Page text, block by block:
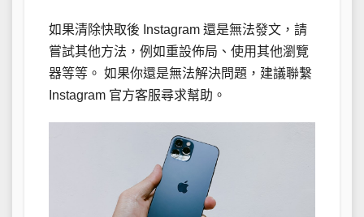
如果清除快取後 Instagram 還是無法發文，請
嘗試其他方法，例如重設佈局、使用其他瀏覽
器等等。 如果你還是無法解決問題，建議聯繫
Instagram 官方客服尋求幫助。